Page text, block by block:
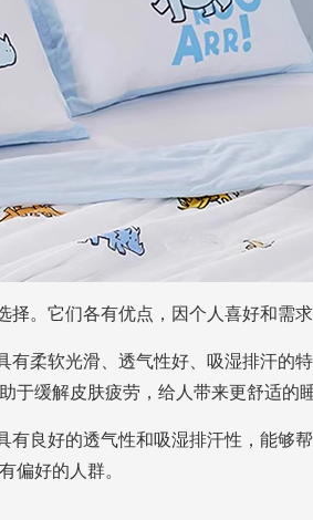
。它们各有优点，因个人喜好和需求
有柔软光滑、透气性好、吸湿排汗的
于缓解皮肤疲劳，给人带来更舒适的睡
良好的透气性和吸湿排汗性，能够
偏好的人群。